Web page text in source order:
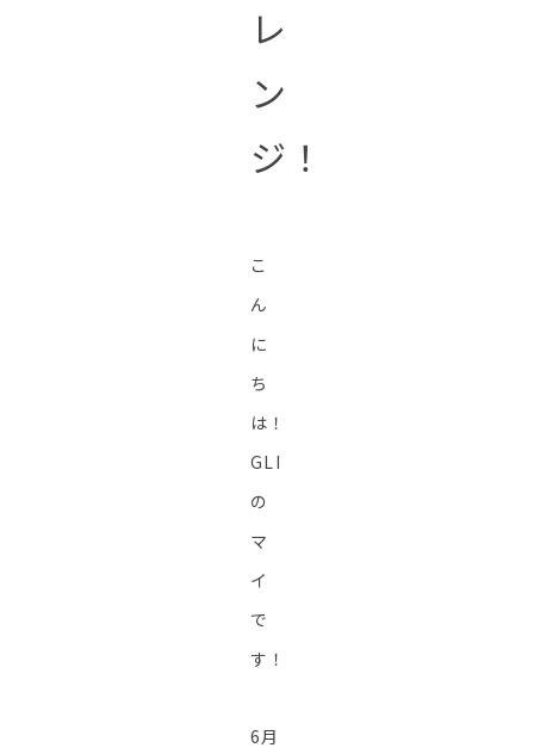
レ
ン
ジ！
こ
ん
に
ち
は！
GLI
の
マ
イ
で
す！
6月